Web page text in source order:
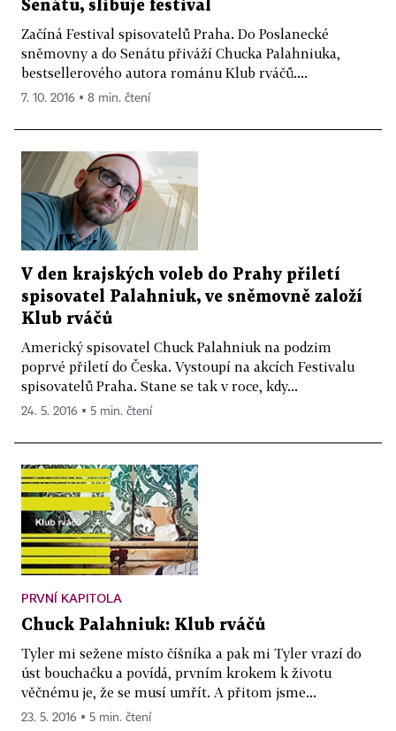
Senátu, slibuje festival
Začíná Festival spisovatelů Praha. Do Poslanecké
sněmovny a do Senátu přiváží Chucka Palahniuka,
bestsellerového autora románu Klub rváčů....
7. 10. 2016 ▪ 8 min. čtení
V den krajských voleb do Prahy přiletí
spisovatel Palahniuk, ve sněmovně založí
Klub rváčů
Americký spisovatel Chuck Palahniuk na podzim
poprvé přiletí do Česka. Vystoupí na akcích Festivalu
spisovatelů Praha. Stane se tak v roce, kdy...
24. 5. 2016 ▪ 5 min. čtení
PRVNÍ KAPITOLA
Chuck Palahniuk: Klub rváčů
Tyler mi sežene místo číšníka a pak mi Tyler vrazí do
úst bouchačku a povídá, prvním krokem k životu
věčnému je, že se musí umřít. A přitom jsme...
23. 5. 2016 ▪ 5 min. čtení